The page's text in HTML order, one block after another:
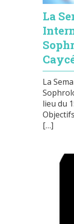
La
La
lieu du
[…]